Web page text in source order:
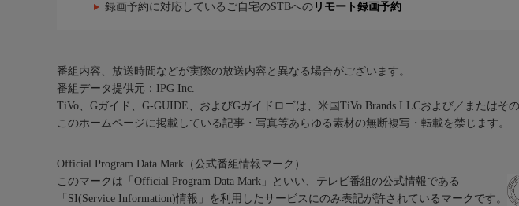
録画予約に対応しているご自宅のSTBへの リモート録画予約
番組内容、放送時間などが実際の放送内容と異なる場合がございます。
番組データ提供元：IPG Inc.
TiVo、Gガイド、G-GUIDE、およびGガイドロゴは、米国TiVo Brands LLCおよび／またはそ
このホームページに掲載している記事・写真等あらゆる素材の無断複写・転載を禁じます。
Official Program Data Mark（公式番組情報マーク）
このマークは「Official Program Data Mark」といい、テレビ番組の公式情報である
「SI(Service Information)情報」を利用したサービスにのみ表記が許されているマークです。